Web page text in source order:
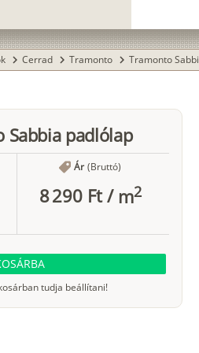
chevron_right Cerrad chevron_right Tramonto chevron_right Tramonto
Sabbia padlólap
Ár (Bruttó)
8 290 Ft/ m2
tudja beállítani!